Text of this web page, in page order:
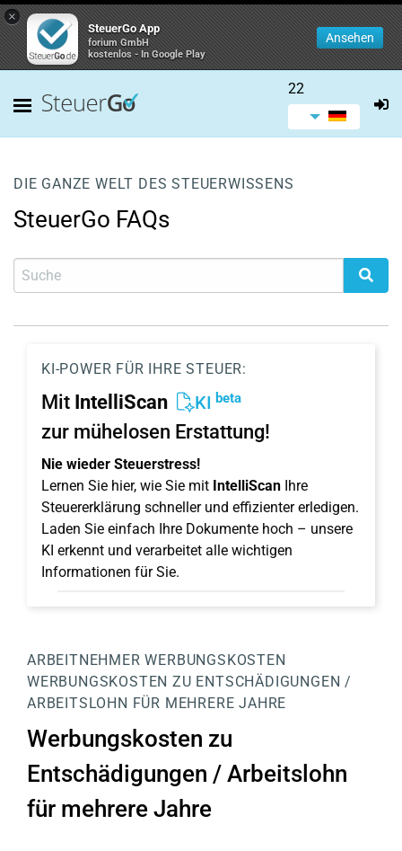
×
SteuerGo App
forium GmbH
kostenlos - In Google Play
Ansehen
22
DIE GANZE WELT DES STEUERWISSENS
SteuerGo FAQs
KI-POWER FÜR IHRE STEUER:
Mit IntelliScan KI beta
zur mühelosen Erstattung!
Nie wieder Steuerstress!
Lernen Sie hier, wie Sie mit IntelliScan Ihre
Steuererklärung schneller und effizienter erledigen.
Laden Sie einfach Ihre Dokumente hoch – unsere
KI erkennt und verarbeitet alle wichtigen
Informationen für Sie.
ARBEITNEHMER WERBUNGSKOSTEN
WERBUNGSKOSTEN ZU ENTSCHÄDIGUNGEN /
ARBEITSLOHN FÜR MEHRERE JAHRE
Werbungskosten zu
Entschädigungen / Arbeitslohn
für mehrere Jahre